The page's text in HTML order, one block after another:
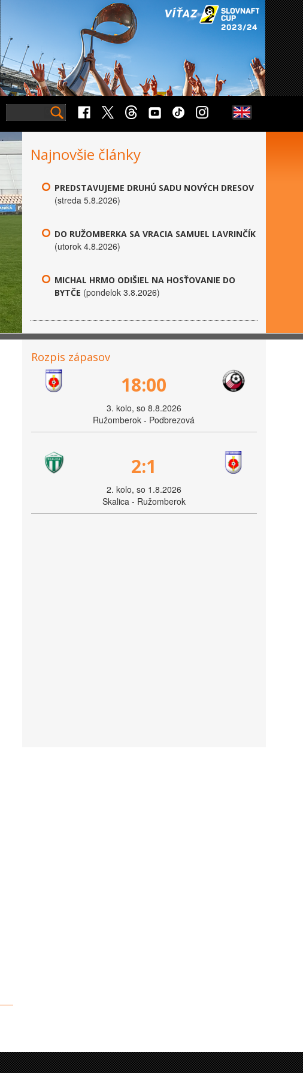
Najnovšie články
PREDSTAVUJEME DRUHÚ SADU NOVÝCH DRESOV
(streda 5.8.2026)
DO RUŽOMBERKA SA VRACIA SAMUEL LAVRINČÍK
(utorok 4.8.2026)
MICHAL HRMO ODIŠIEL NA HOSŤOVANIE DO
BYTČE (pondelok 3.8.2026)
Rozpis zápasov
18:00
3. kolo, so 8.8.2026
Ružomberok - Podbrezová
2:1
2. kolo, so 1.8.2026
Skalica - Ružomberok